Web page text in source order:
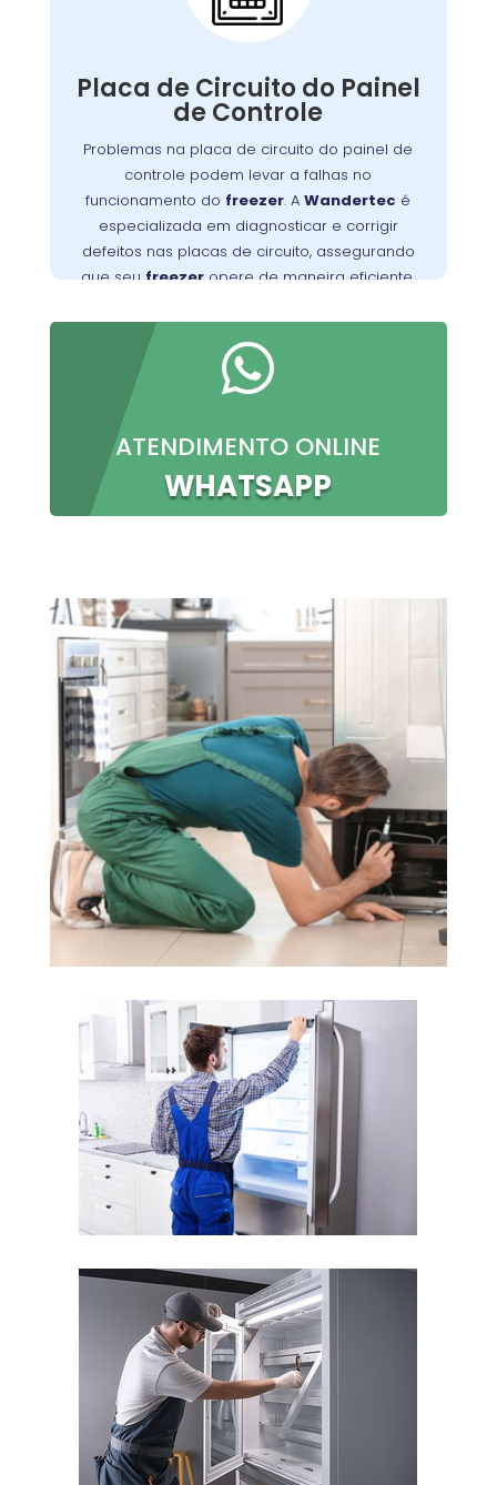
Placa de Circuito do Painel
de Controle
Problemas na placa de circuito do painel de
controle podem levar a falhas no
funcionamento do freezer. AWandertec é
especializada em diagnosticar e corrigir
defeitos nas placas de circuito, assegurando
que seufreezeropere de maneira eficiente.
A placa de circuito do painel de controle
placa podem resultar em problemas com o
controle de temperatura e outros mau
funcionamentos
. Os técnicos da
Wandertec
no Tarumã são especializados em identificar e
corrigir falhas nas placas de circuito,
garantindo que seu
freezer
opere de forma
confiável e eficiente.

ATENDIMENTO ONLINE
WHATSAPP